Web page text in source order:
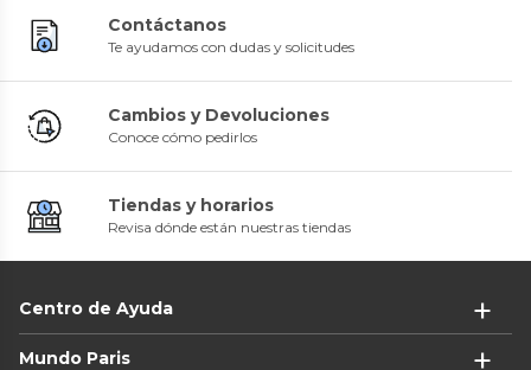
Contáctanos
Te ayudamos con dudas y solicitudes
Cambios y Devoluciones
Conoce cómo pedirlos
Tiendas y horarios
Revisa dónde están nuestras tiendas
Centro de Ayuda
Mundo Paris